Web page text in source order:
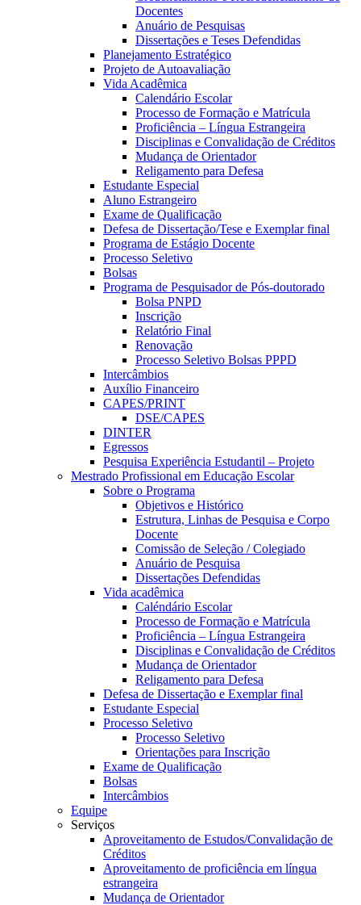
Docentes
Anuário de Pesquisas
Dissertações e Teses Defendidas
Planejamento Estratégico
Projeto de Autoavaliação
Vida Acadêmica
Calendário Escolar
Processo de Formação e Matrícula
Proficiência – Língua Estrangeira
Disciplinas e Convalidação de Créditos
Mudança de Orientador
Religamento para Defesa
Estudante Especial
Aluno Estrangeiro
Exame de Qualificação
Defesa de Dissertação/Tese e Exemplar final
Programa de Estágio Docente
Processo Seletivo
Bolsas
Programa de Pesquisador de Pós-doutorado
Bolsa PNPD
Inscrição
Relatório Final
Renovação
Processo Seletivo Bolsas PPPD
Intercâmbios
Auxílio Financeiro
CAPES/PRINT
DSE/CAPES
DINTER
Egressos
Pesquisa Experiência Estudantil – Projeto
Mestrado Profissional em Educação Escolar
Sobre o Programa
Objetivos e Histórico
Estrutura, Linhas de Pesquisa e Corpo
Docente
Comissão de Seleção / Colegiado
Anuário de Pesquisa
Dissertações Defendidas
Vida acadêmica
Caléndário Escolar
Processo de Formação e Matrícula
Proficiência – Língua Estrangeira
Disciplinas e Convalidação de Créditos
Mudança de Orientador
Religamento para Defesa
Defesa de Dissertação e Exemplar final
Estudante Especial
Processo Seletivo
Processo Seletivo
Orientações para Inscrição
Exame de Qualificação
Bolsas
Intercâmbios
Equipe
Serviços
Aproveitamento de Estudos/Convalidação de
Créditos
Aproveitamento de proficiência em língua
estrangeira
Mudança de Orientador